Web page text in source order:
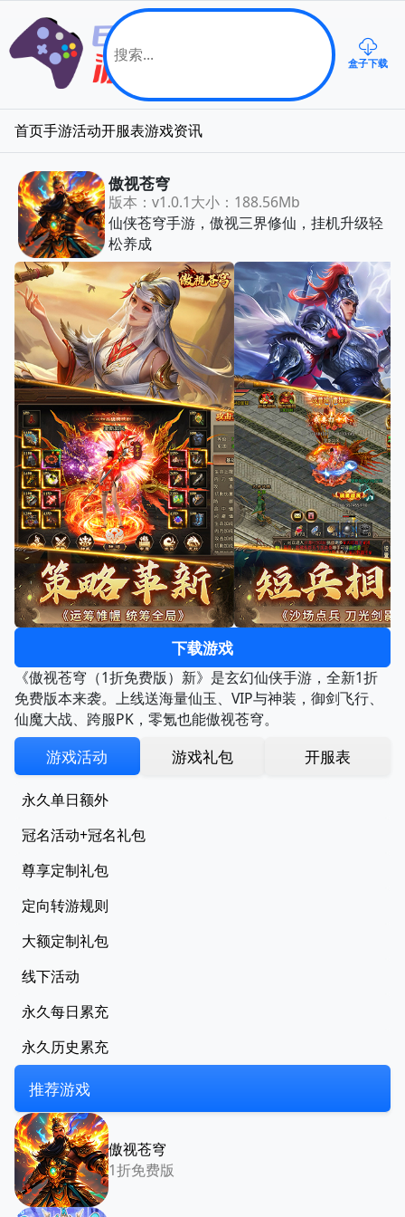
盒子下载
首页手游活动开服表游戏资讯
傲视苍穹
版本：v1.0.1大小：188.56Mb
仙侠苍穹手游，傲视三界修仙，挂机升级轻
松养成
下载游戏
《傲视苍穹（1折免费版）新》是玄幻仙侠手游，全新1折
免费版本来袭。上线送海量仙玉、VIP与神装，御剑飞行、
仙魔大战、跨服PK，零氪也能傲视苍穹。
游戏活动 游戏礼包 开服表
永久单日额外
冠名活动+冠名礼包
尊享定制礼包
定向转游规则
大额定制礼包
线下活动
永久每日累充
永久历史累充
推荐游戏
傲视苍穹
1折免费版